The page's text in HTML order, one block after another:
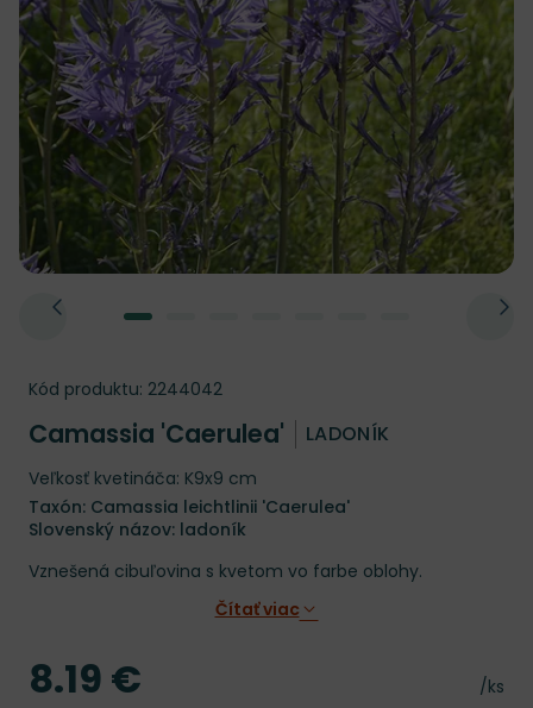
Kód produktu: 2244042
Camassia 'Caerulea' LADONÍK
Veľkosť kvetináča: K9x9 cm
Taxón: Camassia leichtlinii 'Caerulea'
Slovenský názov: ladoník
Vznešená cibuľovina s kvetom vo farbe oblohy.
Čítať viac
Cena
/ks
Cena
8.19 €